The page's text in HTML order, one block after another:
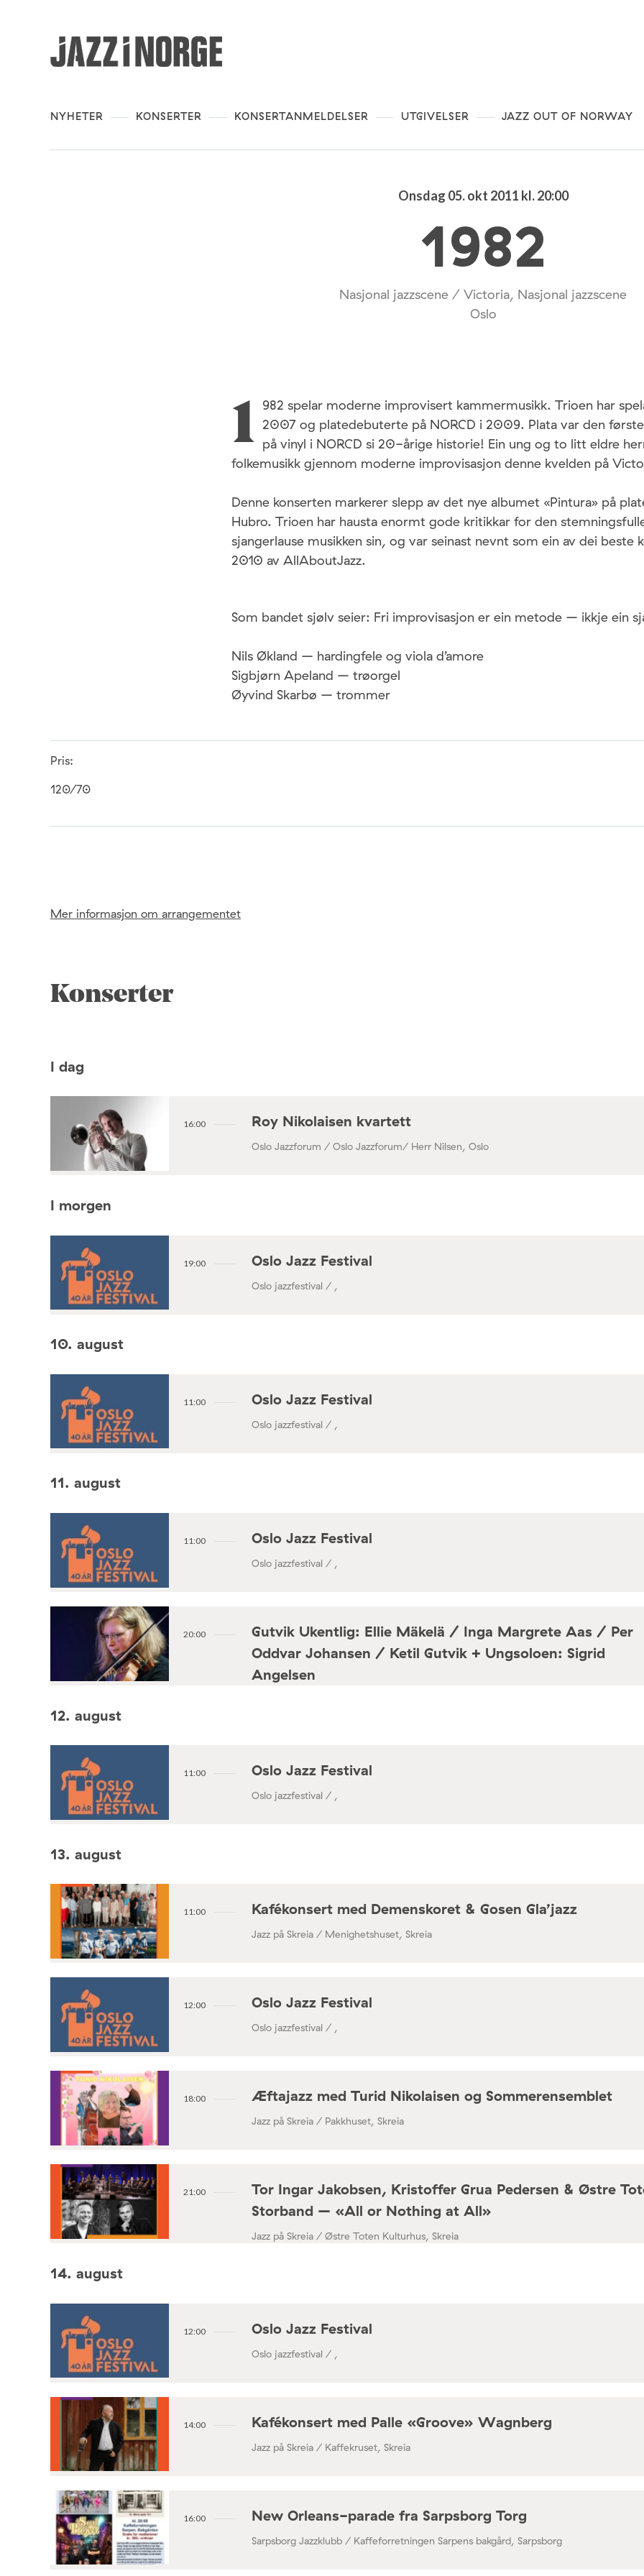
NYHETER KONSERTER KONSERTANMELDELSER UTGIVELSER JAZZ OUT OF NORWAY
Onsdag 05. okt 2011 kl. 20:00
1982
Nasjonal jazzscene / Victoria, Nasjonal jazzscene
Oslo
1 982 spelar moderne improvisert kammermusikk. Trioen har
2007 og platedebuterte på NORCD i 2009. Plata var den
på vinyl i NORCD si 20-årige historie! Ein ung og to litt eldre
folkemusikk gjennom moderne improvisasjon denne kvelden på
Denne konserten markerer slepp av det nye albumet «Pintura» på
Hubro. Trioen har hausta enormt gode kritikkar for den
sjangerlause musikken sin, og var seinast nevnt som ein av dei beste
2010 av AllAboutJazz.
Som bandet sjølv seier: Fri improvisasjon er ein metode – ikkje ein
Nils Økland – hardingfele og viola d’amore
Sigbjørn Apeland – trøorgel
Øyvind Skarbø – trommer
Pris:
120/70
Mer informasjon om arrangementet
Konserter
I dag
16:00 Roy Nikolaisen kvartett
Oslo Jazzforum / Oslo Jazzforum/ Herr Nilsen, Oslo
I morgen
19:00 Oslo Jazz Festival
Oslo jazzfestival / ,
10. august
11:00 Oslo Jazz Festival
Oslo jazzfestival / ,
11. august
11:00 Oslo Jazz Festival
Oslo jazzfestival / ,
20:00
Gutvik Ukentlig: Ellie Mäkelä / Inga Margrete Aas / Per
Oddvar Johansen / Ketil Gutvik + Ungsoloen: Sigrid
Angelsen
12. august
11:00 Oslo Jazz Festival
Oslo jazzfestival / ,
13. august
11:00 Kafékonsert med Demenskoret & Gosen Gla’jazz
Jazz på Skreia / Menighetshuset, Skreia
12:00 Oslo Jazz Festival
Oslo jazzfestival / ,
18:00 Æftajazz med Turid Nikolaisen og Sommerensemblet
Jazz på Skreia / Pakkhuset, Skreia
21:00
Tor Ingar Jakobsen, Kristoffer Grua Pedersen & Østre
Storband – «All or Nothing at All»
Jazz på Skreia / Østre Toten Kulturhus, Skreia
14. august
12:00 Oslo Jazz Festival
Oslo jazzfestival / ,
14:00 Kafékonsert med Palle «Groove» Wagnberg
Jazz på Skreia / Kaffekruset, Skreia
16:00 New Orleans-parade fra Sarpsborg Torg
Sarpsborg Jazzklubb / Kaffeforretningen Sarpens bakgård, Sarpsborg